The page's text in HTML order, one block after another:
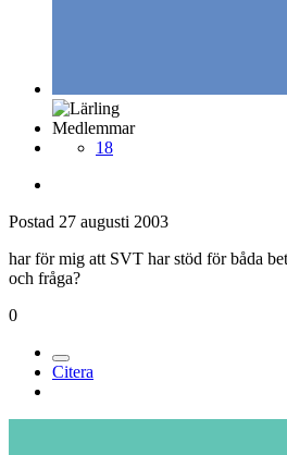
Medlemmar
18
Postad 27 augusti 2003
har för mig att SVT har stöd för båda
och fråga?
0
Citera